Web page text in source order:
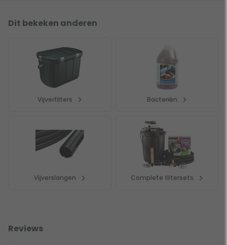
Dit bekeken anderen
Vijverfilters Bacteriën
Vijverslangen Complete filtersets
Reviews